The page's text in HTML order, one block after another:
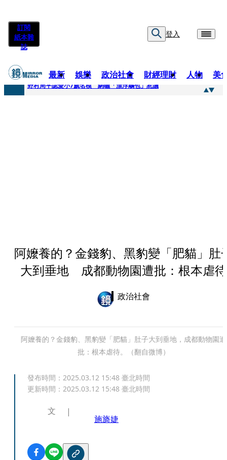
訂閱
紙本雜
誌
登入
最新 娛樂 政治社會 財經理財 人物 美
快訊
野村周平認愛小7歲名模 網曬「漂浮鵰包」惹議
阿嬤養的？金錢豹、黑豹變「肥貓」肚
大到垂地 成都動物園遭批：根本虐待
政治社會
阿嬤養的？金錢豹、黑豹變「肥貓」肚子大到垂地，成都動物園遭
批：根本虐待。（翻自微博）
發布時間： 2025.03.12 15:48 臺北時間
更新時間： 2025.03.12 15:48 臺北時間
文
施旖婕